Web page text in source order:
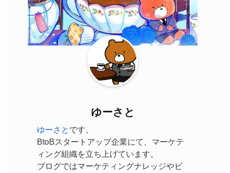
ゆーさと
ゆーさと です。
BtoBスタートアップ企業にて、マーケテ
ィング組織を立ち上げています。
ブログではマーケティングナレッジやビ